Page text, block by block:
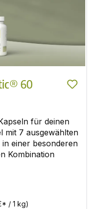
60
für deinen
mit 7 ausgewählten
einer besonderen
Kombination
/ 1 kg)